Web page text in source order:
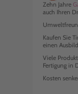
Zehn Jahre
auch Ihren
Kaufen Sie
einen
Viele
Fertigung in
Kosten